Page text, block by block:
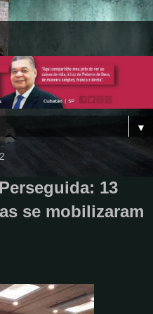
▼
13
se mobilizaram